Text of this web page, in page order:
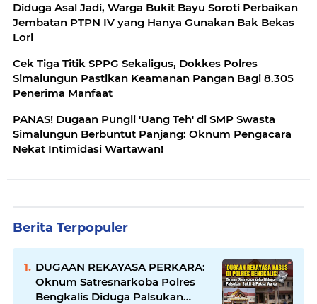
Diduga Asal Jadi, Warga Bukit Bayu Soroti Perbaikan
Jembatan PTPN IV yang Hanya Gunakan Bak Bekas
Lori
Cek Tiga Titik SPPG Sekaligus, Dokkes Polres
Simalungun Pastikan Keamanan Pangan Bagi 8.305
Penerima Manfaat
PANAS! Dugaan Pungli 'Uang Teh' di SMP Swasta
Simalungun Berbuntut Panjang: Oknum Pengacara
Nekat Intimidasi Wartawan!
Berita Terpopuler
DUGAAN REKAYASA PERKARA:
Oknum Satresnarkoba Polres
Bengkalis Diduga Palsukan